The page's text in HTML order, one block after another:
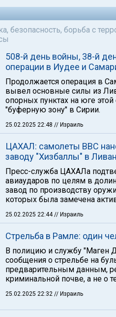
безопасность, борьба с
508-й день войны, 38-й
операции в Иудее и
Продолжается операция в
вывел основные силы из
опорных пунктах на юге
"буферную зону" в Сирии.
25.02.2025 22:48 // Израиль
ЦАХАЛ: самолеты ВВС
заводу "Хизбаллы" в
Пресс-служба ЦАХАЛа
авиаударов по целям в
завод по производству
которых была замечена
25.02.2025 22:44// Израиль
Стрельба в Рамле: один
В полицию и службу "Маген
сообщения о стрельбе на
предварительным данным,
криминальной почве, а не о
25.02.2025 22:32 // Израиль